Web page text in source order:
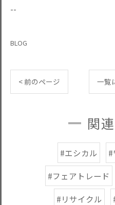
--
BLOG
< 前のページ 一覧
関
#エシカル
#フェアトレード
#リサイクル